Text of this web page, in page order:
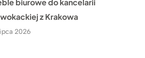
biurowe do kancelarii
z Krakowa
2026